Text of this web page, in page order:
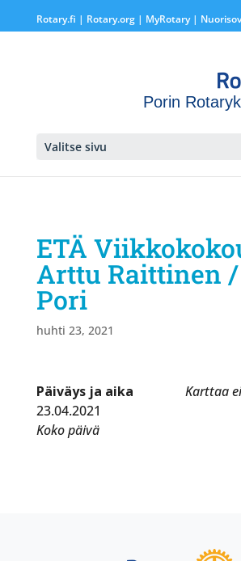
Rotary.fi | Rotary.org| MyRotary |
Porin
Valitse sivu
Raittinen / eSport Pori
ETÄ
Arttu Raittinen /
Pori
huhti 23, 2021
Karttaa
Päiväys ja aika
23.04.2021
Koko päivä